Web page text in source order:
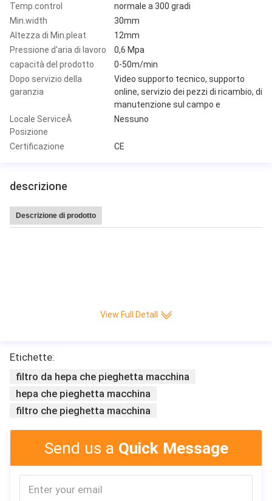
Temp.control
normale a 300 gradi
Min.width
30mm
Altezza di Min.pleat
12mm
Pressione d'aria di lavoro
0,6 Mpa
capacità del prodotto
0-50m/min
Dopo servizio della
garanzia
Video supporto tecnico, supporto
online, servizio dei pezzi di ricambio, di
manutenzione sul campo e
Locale ServiceÂ
Posizione
Nessuno
Certificazione CE
descrizione
Descrizione di prodotto
View Full Detall
Etichette:
filtro da hepa che pieghetta macchina
hepa che pieghetta macchina
filtro che pieghetta macchina
Send us a Quick Message